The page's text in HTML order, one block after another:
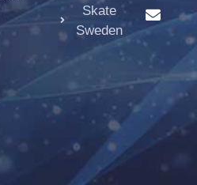
Skate
Sweden